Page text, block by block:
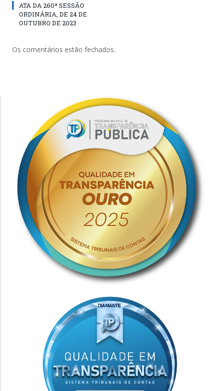
ATA DA 260ª SESSÃO
ORDINÁRIA, DE 24 DE
OUTUBRO DE 2023
Os comentários estão fechados.